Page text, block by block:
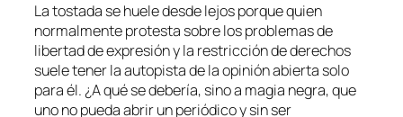
La tostada se huele desde lejos porque quien
normalmente protesta sobre los problemas de
libertad de expresión y la restricción de derechos
suele tener la autopista de la opinión abierta solo
para él. ¿A qué se debería, sino a magia negra, que
uno no pueda abrir un periódico y sin ser